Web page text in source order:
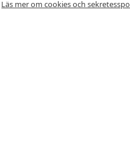
Läs mer om cookies och